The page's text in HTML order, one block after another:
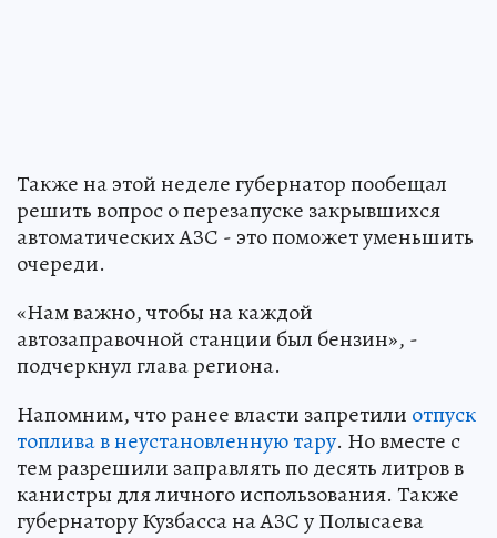
Также на этой неделе губернатор пообещал
решить вопрос о перезапуске закрывшихся
автоматических АЗС - это поможет уменьшить
очереди.
«Нам важно, чтобы на каждой
автозаправочной станции был бензин», -
подчеркнул глава региона.
Напомним, что ранее власти запретили отпуск
топлива в неустановленную тару. Но вместе с
тем разрешили заправлять по десять литров в
канистры для личного использования. Также
губернатору Кузбасса на АЗС у Полысаева